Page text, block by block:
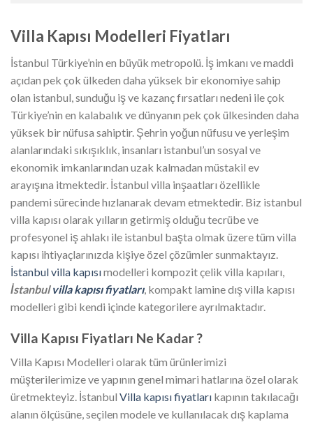
Villa Kapısı Modelleri Fiyatları
İstanbul Türkiye’nin en büyük metropolü. İş imkanı ve maddi
açıdan pek çok ülkeden daha yüksek bir ekonomiye sahip
olan istanbul, sunduğu iş ve kazanç fırsatları nedeni ile çok
Türkiye’nin en kalabalık ve dünyanın pek çok ülkesinden daha
yüksek bir nüfusa sahiptir. Şehrin yoğun nüfusu ve yerleşim
alanlarındaki sıkışıklık, insanları istanbul’un sosyal ve
ekonomik imkanlarından uzak kalmadan müstakil ev
arayışına itmektedir. İstanbul villa inşaatları özellikle
pandemi sürecinde hızlanarak devam etmektedir. Biz istanbul
villa kapısı olarak yılların getirmiş olduğu tecrübe ve
profesyonel iş ahlakı ile istanbul başta olmak üzere tüm villa
kapısı ihtiyaçlarınızda kişiye özel çözümler sunmaktayız.
İstanbul villa kapısımodelleri kompozit çelik villa kapıları,
İstanbulvilla kapısı fiyatları, kompakt lamine dış villa kapısı
modelleri gibi kendi içinde kategorilere ayrılmaktadır.
Villa Kapısı Fiyatları Ne Kadar ?
Villa Kapısı Modelleri olarak tüm ürünlerimizi
müşterilerimize ve yapının genel mimari hatlarına özel olarak
üretmekteyiz. İstanbul Villa kapısı fiyatları kapının takılacağı
alanın ölçüsüne, seçilen modele ve kullanılacak dış kaplama